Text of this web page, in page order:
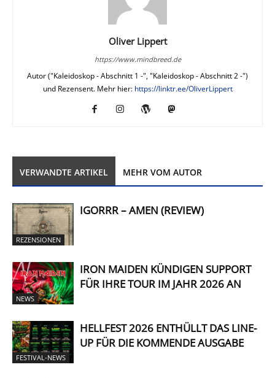
Oliver Lippert
https://www.mindbreed.de
Autor ("Kaleidoskop - Abschnitt 1 -", "Kaleidoskop - Abschnitt 2 -")
und Rezensent. Mehr hier: https://linktr.ee/OliverLippert
VERWANDTE ARTIKEL MEHR VOM AUTOR
REZENSIONEN
IGORRR – AMEN (REVIEW)
NEWS
IRON MAIDEN KÜNDIGEN SUPPORT
FÜR IHRE TOUR IM JAHR 2026 AN
FESTIVAL-NEWS
HELLFEST 2026 ENTHÜLLT DAS LINE-
UP FÜR DIE KOMMENDE AUSGABE